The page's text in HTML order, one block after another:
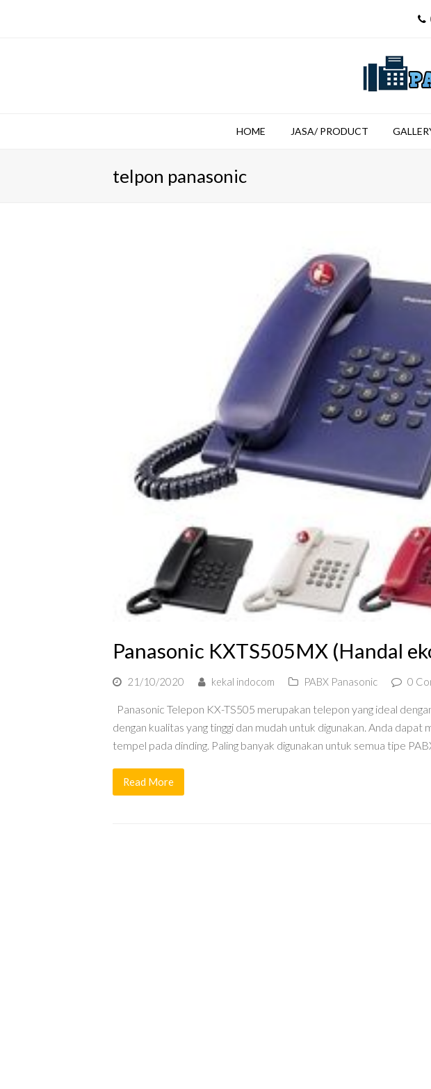
HOME JASA/ PRODUCT
telpon panasonic
Panasonic KXTS505MX (Handal
21/10/2020 kekal indocom PABX Panasonic 0
Panasonic Telepon KX-TS505 merupakan telepon yang ideal
dengan kualitas yang tinggi dan mudah untuk digunakan. Anda
tempel pada dinding. Paling banyak digunakan untuk semua tipe
Read More